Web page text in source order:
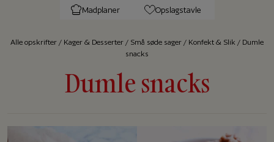
Madplaner Opslagstavle
Alle op­skrif­ter / Kager & Desserter / Små søde sager / Konfekt & Slik / Dumle
snacks
Dumle snacks